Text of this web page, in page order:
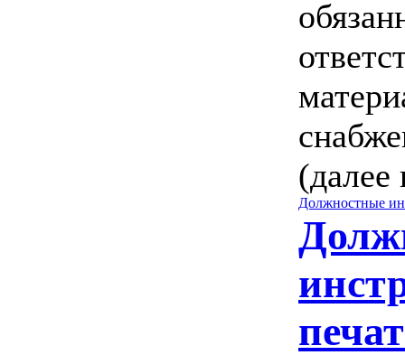
Должностные